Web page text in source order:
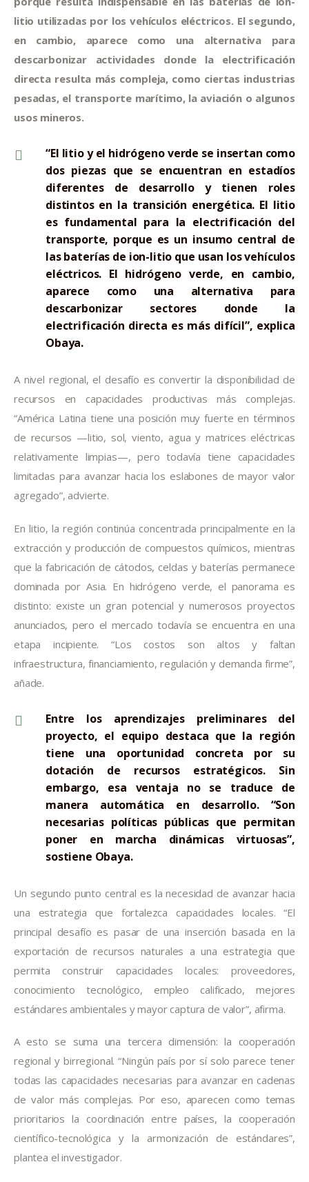
litio utilizadas por los vehículos eléctricos. El segundo,
en cambio, aparece como una alternativa para
descarbonizar actividades donde la electrificación
directa resulta más compleja, como ciertas industrias
pesadas, el transporte marítimo, la aviación o algunos
usos mineros.
“El litio y el hidrógeno verde se insertan como
dos piezas que se encuentran en estadíos
diferentes de desarrollo y tienen roles
distintos en la transición energética. El litio
es fundamental para la electrificación del
transporte, porque es un insumo central de
las baterías de ion-litio que usan los vehículos
eléctricos. El hidrógeno verde, en cambio,
aparece como una alternativa para
descarbonizar sectores donde la
electrificación directa es más difícil”, explica
Obaya.
A nivel regional, el desafío es convertir la disponibilidad de
recursos en capacidades productivas más complejas.
“América Latina tiene una posición muy fuerte en términos
de recursos —litio, sol, viento, agua y matrices eléctricas
relativamente limpias—, pero todavía tiene capacidades
limitadas para avanzar hacia los eslabones de mayor valor
agregado”, advierte.
En litio, la región continúa concentrada principalmente en la
extracción y producción de compuestos químicos, mientras
que la fabricación de cátodos, celdas y baterías permanece
dominada por Asia. En hidrógeno verde, el panorama es
distinto: existe un gran potencial y numerosos proyectos
anunciados, pero el mercado todavía se encuentra en una
etapa incipiente. “Los costos son altos y faltan
infraestructura, financiamiento, regulación y demanda firme”,
añade.
Entre los aprendizajes preliminares del
proyecto, el equipo destaca que la región
tiene una oportunidad concreta por su
dotación de recursos estratégicos. Sin
embargo, esa ventaja no se traduce de
manera automática en desarrollo. “Son
necesarias políticas públicas que permitan
poner en marcha dinámicas virtuosas”,
sostiene Obaya.
Un segundo punto central es la necesidad de avanzar hacia
una estrategia que fortalezca capacidades locales. “El
principal desafío es pasar de una inserción basada en la
exportación de recursos naturales a una estrategia que
permita construir capacidades locales: proveedores,
conocimiento tecnológico, empleo calificado, mejores
estándares ambientales y mayor captura de valor”, afirma.
A esto se suma una tercera dimensión: la cooperación
regional y birregional. “Ningún país por sí solo parece tener
todas las capacidades necesarias para avanzar en cadenas
de valor más complejas. Por eso, aparecen como temas
prioritarios la coordinación entre países, la cooperación
científico-tecnológica y la armonización de estándares”,
plantea el investigador.